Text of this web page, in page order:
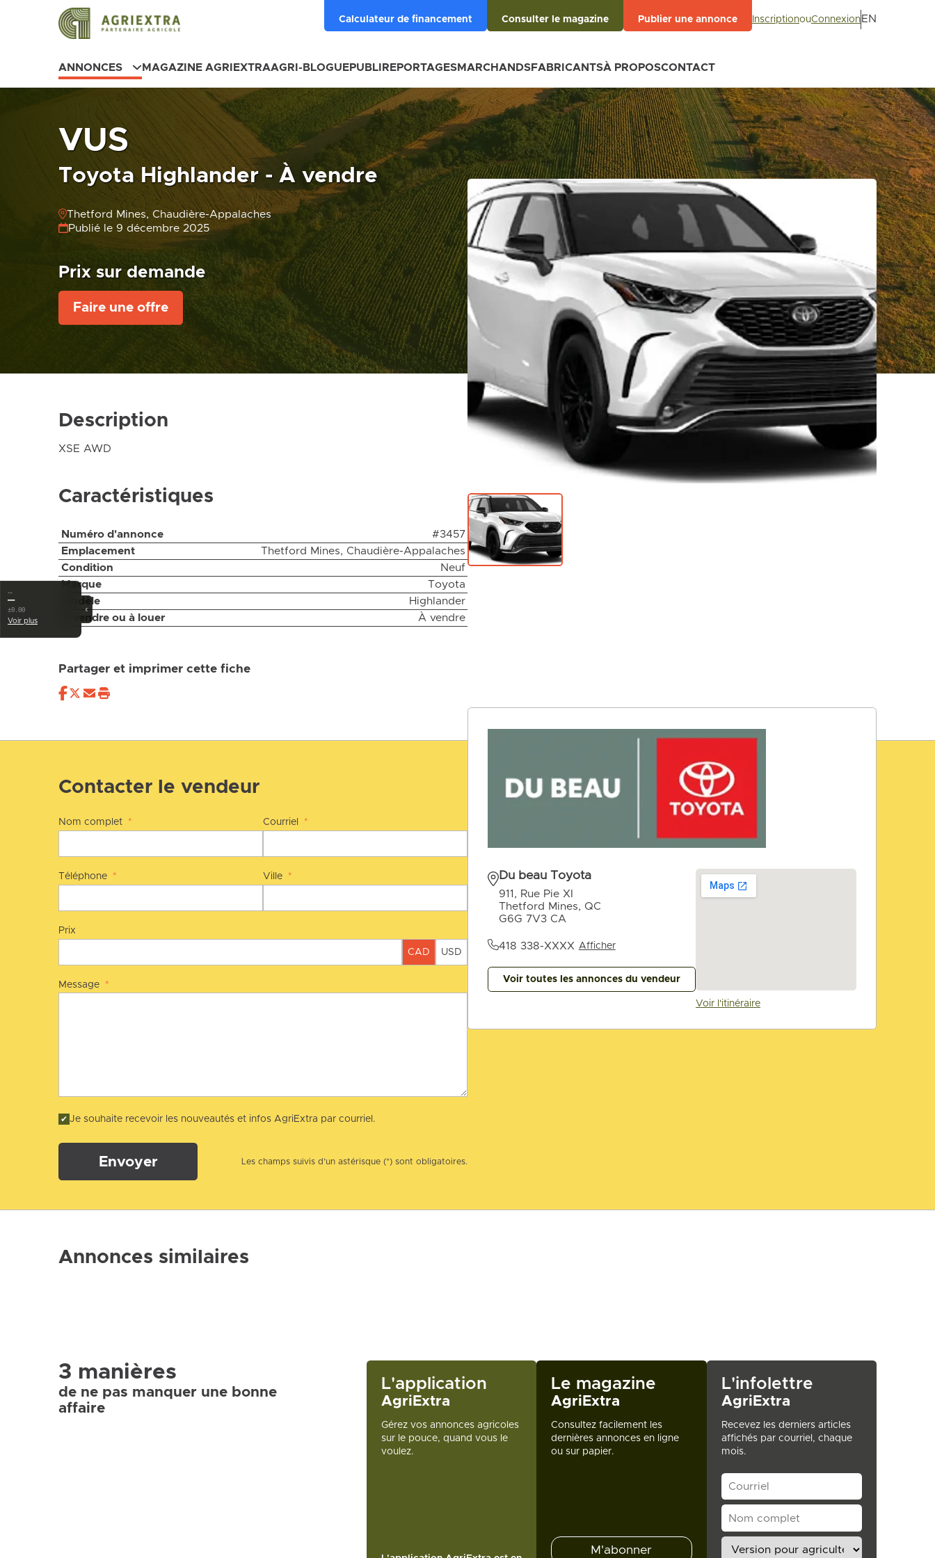
Calculateur de financement Consulter le magazine Publier une annonce InscriptionouConnexion EN
ANNONCES MAGAZINE AGRIEXTRAAGRI-BLOGUEPUBLIREPORTAGESMARCHANDSFABRICANTSÀ PROPOSCONTACT
VUS
Toyota Highlander - À vendre
Thetford Mines, Chaudière-Appalaches
Publié le 9 décembre 2025
Prix sur demande
Faire une offre
Description
XSE AWD
Caractéristiques
Numéro d'annonce
#3457
Emplacement
Thetford Mines, Chaudière-Appalaches
Condition
Neuf
Marque
Toyota
Modèle
Highlander
À vendre ou à louer
À vendre
Partager et imprimer cette fiche
Contacter le vendeur
Nom complet * Courriel *
Téléphone * Ville *
Prix
CAD USD
Message *
Je souhaite recevoir les nouveautés et infos AgriExtra par courriel.
Envoyer Les champs suivis d’un astérisque (*) sont obligatoires.
Du beau Toyota
911, Rue Pie XI
Thetford Mines, QC
G6G 7V3 CA
418 338-XXXX Afficher
Voir toutes les annonces du vendeur
Voir l'itinéraire
Annonces similaires
3 manières
de ne pas manquer une bonne
affaire
L'application
AgriExtra
Gérez vos annonces agricoles
sur le pouce, quand vous le
voulez.
Le magazine
AgriExtra
Consultez facilement les
dernières annonces en ligne
ou sur papier.
M'abonner
L'infolettre
AgriExtra
Recevez les derniers articles
affichés par courriel, chaque
mois.
‹
…
—
±0.00
Voir plus